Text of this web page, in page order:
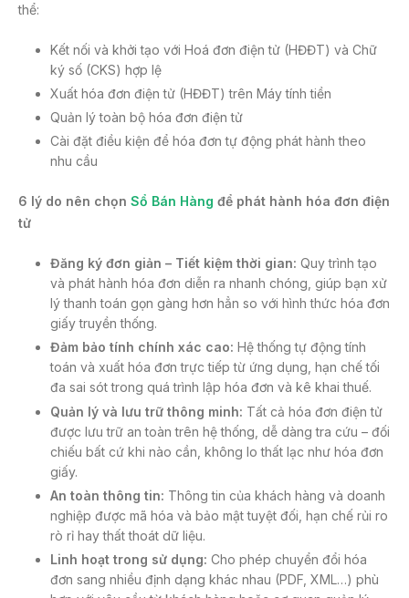
thể:
Kết nối và khởi tạo với Hoá đơn điện tử (HĐĐT) và Chữ
ký số (CKS) hợp lệ
Xuất hóa đơn điện tử (HĐĐT) trên Máy tính tiền
Quản lý toàn bộ hóa đơn điện tử
Cài đặt điều kiện để hóa đơn tự động phát hành theo
nhu cầu
6 lý do nên chọn Sổ Bán Hàng để phát hành hóa đơn điện
tử
Đăng ký đơn giản – Tiết kiệm thời gian: Quy trình tạo
và phát hành hóa đơn diễn ra nhanh chóng, giúp bạn xử
lý thanh toán gọn gàng hơn hẳn so với hình thức hóa đơn
giấy truyền thống.
Đảm bảo tính chính xác cao: Hệ thống tự động tính
toán và xuất hóa đơn trực tiếp từ ứng dụng, hạn chế tối
đa sai sót trong quá trình lập hóa đơn và kê khai thuế.
Quản lý và lưu trữ thông minh: Tất cả hóa đơn điện tử
được lưu trữ an toàn trên hệ thống, dễ dàng tra cứu – đối
chiếu bất cứ khi nào cần, không lo thất lạc như hóa đơn
giấy.
An toàn thông tin: Thông tin của khách hàng và doanh
nghiệp được mã hóa và bảo mật tuyệt đối, hạn chế rủi ro
rò rỉ hay thất thoát dữ liệu.
Linh hoạt trong sử dụng: Cho phép chuyển đổi hóa
đơn sang nhiều định dạng khác nhau (PDF, XML…) phù